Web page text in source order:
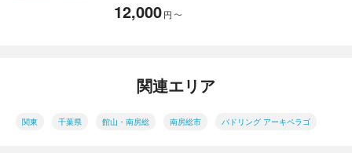
12,000円 〜
関連エリア
関東 千葉県 館山・南房総 南房総市 パドリング アーキペラゴ